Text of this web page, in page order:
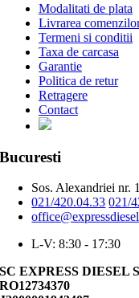
Modalitati de plata
Livrarea
Termeni si conditii
Taxa de carcasa
Garantie
Politica de retur
Retragere
Contact
Bucuresti
Sos. Alexandriei nr.
021/420.04.33 021/
L-V: 8:30 - 17:30
SC EXPRESS DIESEL
RO12734370